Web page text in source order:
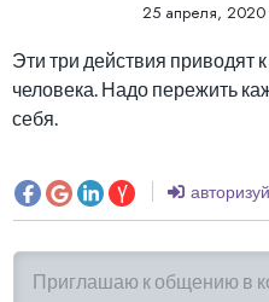
25 апреля, 2020
Эти три действия приводят
человека. Надо пережить
себя.